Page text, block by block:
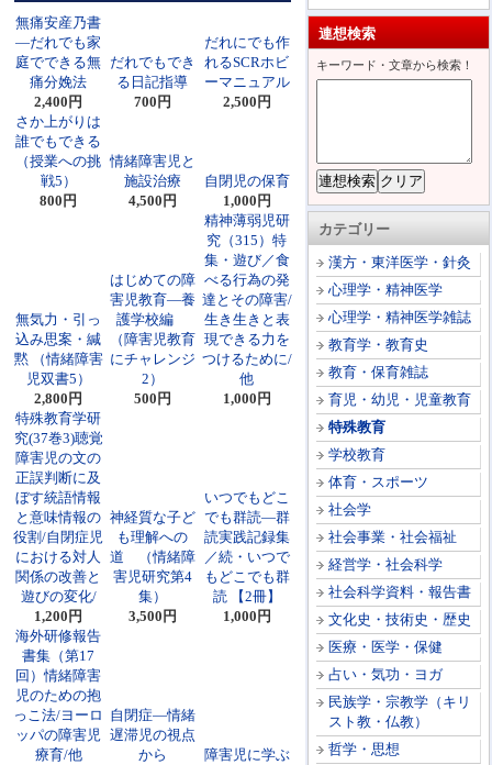
連想検索
キーワード・文章から検索！
カテゴリー
漢方・東洋医学・針灸
心理学・精神医学
心理学・精神医学雑誌
教育学・教育史
教育・保育雑誌
育児・幼児・児童教育
特殊教育
学校教育
体育・スポーツ
社会学
社会事業・社会福祉
経営学・社会科学
社会科学資料・報告書
文化史・技術史・歴史
医療・医学・保健
占い・気功・ヨガ
民族学・宗教学（キリ
スト教・仏教）
哲学・思想
無痛安産乃書
―だれでも家
庭でできる無
痛分娩法
2,400円
だれでもでき
る日記指導
700円
だれにでも作
れるSCRホビ
ーマニュアル
2,500円
さか上がりは
誰でもできる
（授業への挑
戦5）
800円
情緒障害児と
施設治療
4,500円
自閉児の保育
1,000円
無気力・引っ
込み思案・緘
黙 （情緒障害
児双書5）
2,800円
はじめての障
害児教育―養
護学校編
（障害児教育
にチャレンジ
2）
500円
精神薄弱児研
究（315）特
集・遊び／食
べる行為の発
達とその障害/
生き生きと表
現できる力を
つけるために/
他
1,000円
特殊教育学研
究(37巻3)聴覚
障害児の文の
正誤判断に及
ぼす統語情報
と意味情報の
役割/自閉症児
における対人
関係の改善と
遊びの変化/
1,200円
神経質な子ど
も理解への
道 （情緒障
害児研究第4
集）
3,500円
いつでもどこ
でも群読―群
読実践記録集
／続・いつで
もどこでも群
読 【2冊】
1,000円
海外研修報告
書集（第17
回）情緒障害
児のための抱
っこ法/ヨーロ
ッパの障害児
療育/他
自閉症―情緒
遅滞児の視点
から
障害児に学ぶ